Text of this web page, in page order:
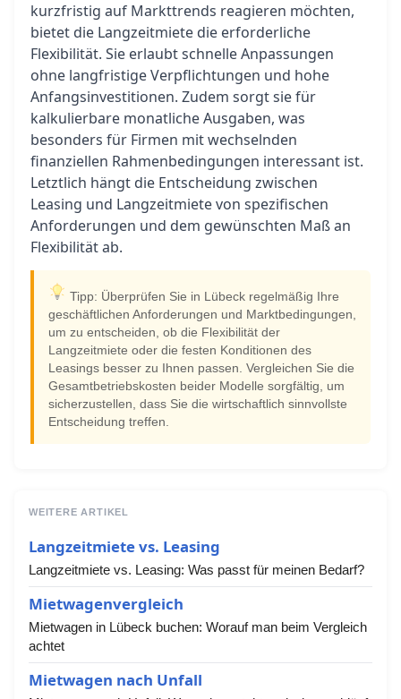
kurzfristig auf Markttrends reagieren möchten,
bietet die Langzeitmiete die erforderliche
Flexibilität. Sie erlaubt schnelle Anpassungen
ohne langfristige Verpflichtungen und hohe
Anfangsinvestitionen. Zudem sorgt sie für
kalkulierbare monatliche Ausgaben, was
besonders für Firmen mit wechselnden
finanziellen Rahmenbedingungen interessant ist.
Letztlich hängt die Entscheidung zwischen
Leasing und Langzeitmiete von spezifischen
Anforderungen und dem gewünschten Maß an
Flexibilität ab.
Tipp: Überprüfen Sie in Lübeck regelmäßig Ihre
geschäftlichen Anforderungen und Marktbedingungen,
um zu entscheiden, ob die Flexibilität der
Langzeitmiete oder die festen Konditionen des
Leasings besser zu Ihnen passen. Vergleichen Sie die
Gesamtbetriebskosten beider Modelle sorgfältig, um
sicherzustellen, dass Sie die wirtschaftlich sinnvollste
Entscheidung treffen.
WEITERE ARTIKEL
Langzeitmiete vs. Leasing
Langzeitmiete vs. Leasing: Was passt für meinen Bedarf?
Mietwagenvergleich
Mietwagen in Lübeck buchen: Worauf man beim Vergleich
achtet
Mietwagen nach Unfall